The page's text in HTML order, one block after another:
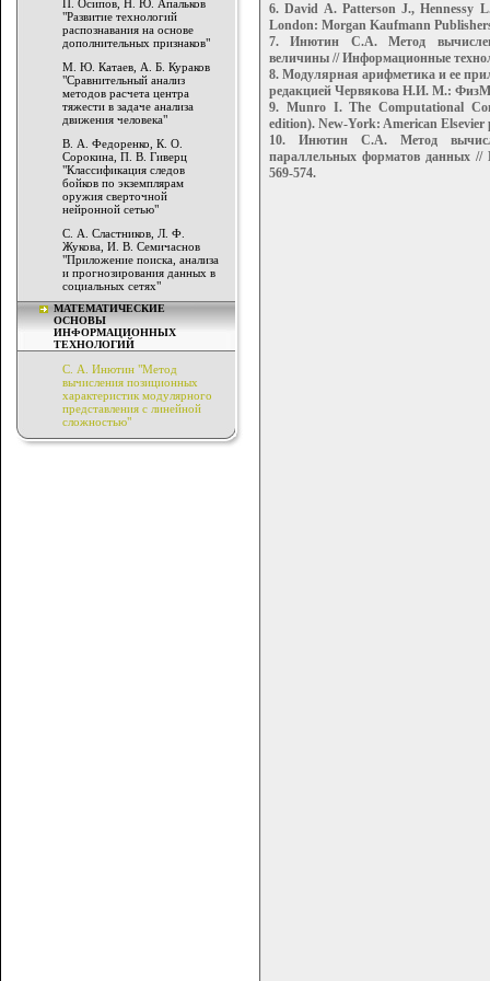
П. Осипов, Н. Ю. Апальков
"Развитие технологий
распознавания на основе
дополнительных признаков"
М. Ю. Катаев, А. Б. Кураков
"Сравнительный анализ
методов расчета центра
тяжести в задаче анализа
движения человека"
В. А. Федоренко, К. О.
Сорокина, П. В. Гиверц
"Классификация следов
бойков по экземплярам
оружия сверточной
нейронной сетью"
С. А. Сластников, Л. Ф.
Жукова, И. В. Семичаснов
"Приложение поиска, анализа
и прогнозирования данных в
социальных сетях"
МАТЕМАТИЧЕСКИЕ
ОСНОВЫ
ИНФОРМАЦИОННЫХ
ТЕХНОЛОГИЙ
С. А. Инютин "Метод
вычисления позиционных
характеристик модулярного
представления с линейной
сложностью"
6. David A. Patterson J., Hennessy
London: Morgan Kaufmann
7. Инютин С.А. Метод
величины // Информационные
8. Модулярная арифметика и ее
редакцией Червякова Н.И. М.:
9. Munro I. The Computational
edition). New-York: American Elsevier
10. Инютин С.А. Метод
параллельных форматов данных
569-574.